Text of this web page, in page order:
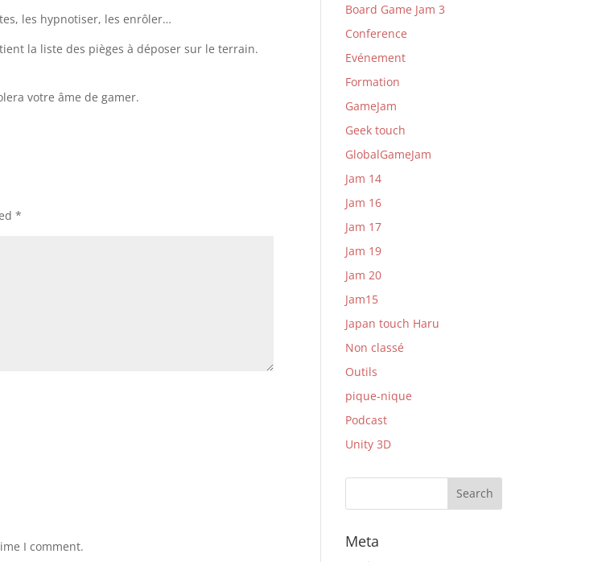
les hypnotiser, les enrôler…
la liste des pièges à déposer sur le terrain.
votre âme de gamer.
*
I comment.
Board Game Jam 3
Conference
Evénement
Formation
GameJam
Geek touch
GlobalGameJam
Jam 14
Jam 16
Jam 17
Jam 19
Jam 20
Jam15
Japan touch Haru
Non classé
Outils
pique-nique
Podcast
Unity 3D
Meta